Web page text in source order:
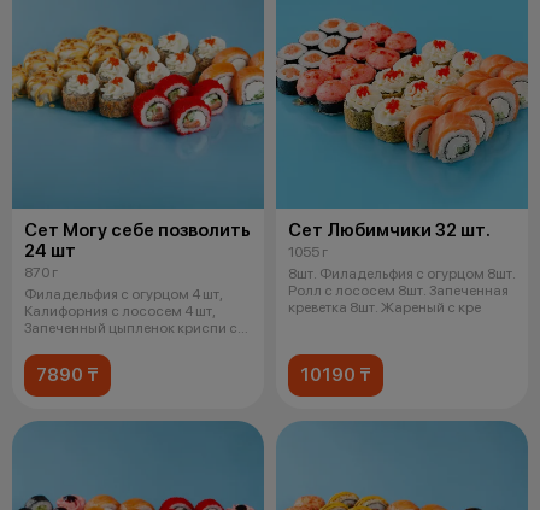
Сет Могу себе позволить
24 шт
870 г
Филадельфия с огурцом 4 шт,
Калифорния с лососем 4 шт,
Запеченный цыпленок криспи с
7890 ₸
Сет Любимчики 32 шт.
1055 г
8шт. Филадельфия с огурцом 8шт.
Ролл с лососем 8шт. Запеченная
креветка 8шт. Жареный с кре
10190 ₸